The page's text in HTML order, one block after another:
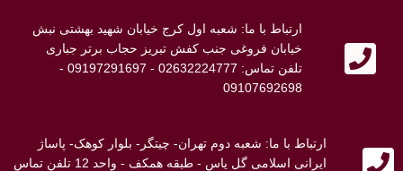
ارتباط با ما: شعبه اول کرج خیابان شهید بهشتی نبش
خیابان فروغی جنب کفش تبریز حجاب برتر جباری
تلفن تماس: 02632224777 - 09197291697 -
09107692698
ارتباط با ما: شعبه دوم تهران- چیتگر- بلوار کوهک- پاساژ
ایرانی اسلامی گل یاس - طبقه همکف - واحد 12 تلفن تماس